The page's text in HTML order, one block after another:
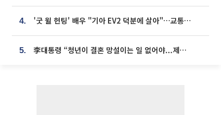
4. '굿 윌 헌팅' 배우 "기아 EV2 덕분에 살아"…교통사고 후 안전성 극찬
5. 李대통령 “청년이 결혼 망설이는 일 없어야...제도상 불이익 조사”